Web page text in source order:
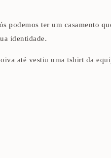
ter um casamento
identidade.
até vestiu uma tshirt da